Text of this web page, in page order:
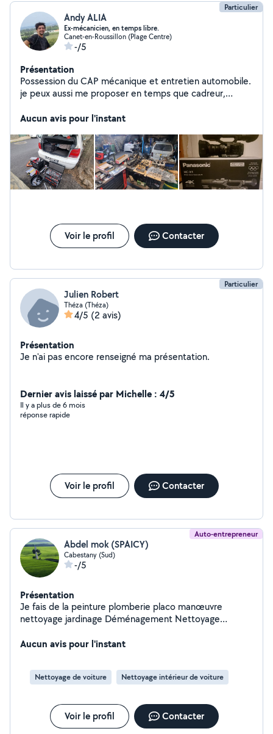
Particulier
Andy ALIA
Ex-mécanicien, en temps libre.
Canet-en-Roussillon (Plage Centre)
-/5
Présentation
Possession du CAP mécanique et entretien automobile.
je peux aussi me proposer en temps que cadreur,
ans avec Matériel professionnel), dronier paysagiste,
high-tech, consoles, hardware/software. En bonus, ma
copine ce propose en temps que gardienne d'animaux
de compagnie (une bonne notoriété déja avec nos
voisin depuis quelques années.
Aucun avis pour l'instant
Voir le profil Contacter
Particulier
Julien Robert
Théza (Théza)
4/5 (2 avis)
Présentation
Je n'ai pas encore renseigné ma présentation.
Dernier avis laissé par Michelle : 4/5
Il y a plus de 6 mois
réponse rapide
Voir le profil Contacter
Auto-entrepreneur
Abdel mok (SPAICY)
Cabestany (Sud)
-/5
Présentation
Je fais de la peinture plomberie placo manœuvre
nettoyage jardinage Déménagement Nettoyage
Aucun avis pour l'instant
Nettoyage de voiture Nettoyage intérieur de voiture
Voir le profil Contacter